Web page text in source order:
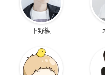
下野紘